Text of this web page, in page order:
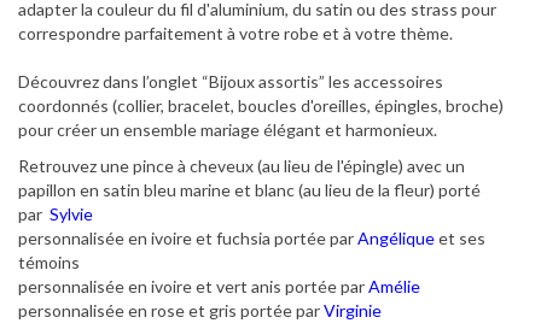
adapter la couleur du fil d'aluminium, du satin ou des strass pour
correspondre parfaitement à votre robe et à votre thème.
Découvrez dans l’onglet “Bijoux assortis” les accessoires
coordonnés (collier, bracelet, boucles d'oreilles, épingles, broche)
pour créer un ensemble mariage élégant et harmonieux.
Retrouvez une pince à cheveux (au lieu de l'épingle) avec un
papillon en satin bleu marine et blanc (au lieu de la fleur) porté
par Sylvie
personnalisée en ivoire et fuchsia portée parAngéliqueet ses
témoins
personnalisée en ivoire et vert anis portée parAmélie
personnalisée en rose et gris portée parVirginie